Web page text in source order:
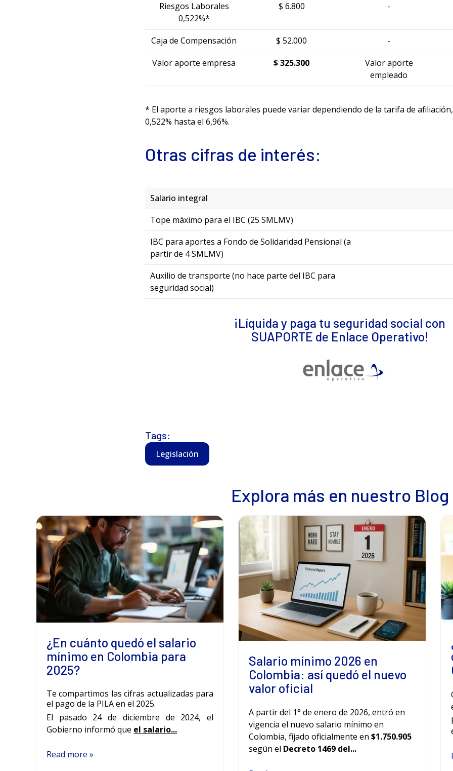
Riesgos Laborales
0,522%*
$ 6.800 -
Caja de Compensación $ 52.000
-
Valor aporte empresa
$ 325.300
Valor aporte
empleado
* El aporte a riesgos laborales puede variar dependiendo de la tarifa de
0,522% hasta el 6,96%.
Otras cifras de interés:
Salario integral
Tope máximo para el IBC (25 SMLMV)
IBC para aportes a Fondo de Solidaridad Pensional (a
partir de 4 SMLMV)
Auxilio de transporte (no hace parte del IBC para
seguridad social)
¡Líquida y paga tu seguridad social con
SUAPORTE de Enlace Operativo!
Tags:
Legislación
Explora más en nuestro Blog
¿En cuánto quedó el salario
mínimo en Colombia para
2025?
Te compartimos las cifras actualizadas para
el pago de la PILA en el 2025.
El pasado 24 de diciembre de 2024, el
Gobierno informó que el salario...
Read more »
Salario mínimo 2026 en
Colombia: así quedó el nuevo
valor oficial
A partir del 1° de enero de 2026, entró en
vigencia el nuevo salario mínimo en
Colombia, fijado oficialmente en $1.750.905
según el Decreto 1469 del...